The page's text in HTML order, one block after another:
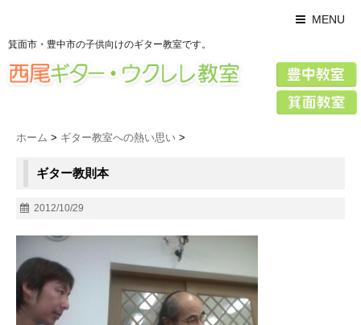
MENU
箕面市・豊中市の子供向けのギター教室です。
ホーム > ギター教室への熱い思い >
ギター教則本
2012/10/29